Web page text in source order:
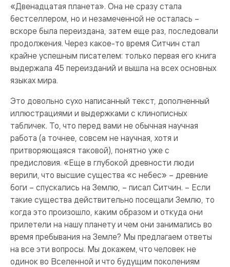
«Двенадцатая планета». Она не сразу стала
бестселлером, но и незамеченной не осталась –
вскоре была переиздана, затем еще раз, последовали
продолжения. Через какое-то время Ситчин стал
крайне успешным писателем: только первая его книга
выдержала 45 переизданий и вышла на всех основных
языках мира.
Это довольно сухо написанный текст, дополненный
иллюстрациями и выдержками с клинописных
табличек. То, что перед вами не обычная научная
работа (а точнее, совсем не научная, хотя и
притворяющаяся таковой), понятно уже с
предисловия. «Еще в глубокой древности люди
верили, что высшие существа «с небес» – древние
боги – спускались на Землю, – писал Ситчин. – Если
такие существа действительно посещали Землю, то
когда это произошло, каким образом и откуда они
прилетели на нашу планету и чем они занимались во
время пребывания на Земле? Мы предлагаем ответы
на все эти вопросы. Мы докажем, что человек не
одинок во Вселенной и что будущим поколениям